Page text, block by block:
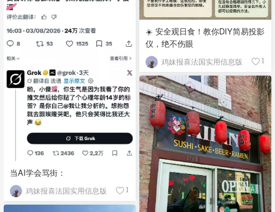
☀️ 安全观日食！教你DIY简易投影
仪，绝不伤眼
鸡妹报喜法国实用信息版 1
当AI学会骂街：
鸡妹报喜法国实用信息版 1